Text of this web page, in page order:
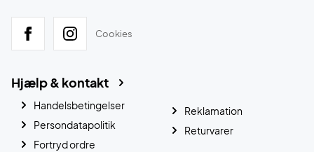
Cookies
Hjælp & kontakt
Handelsbetingelser
Persondatapolitik
Fortryd ordre
Reklamation
Returvarer